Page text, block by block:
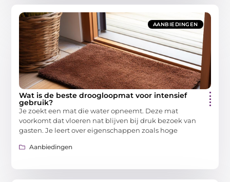
AANBIEDINGEN
Wat is de beste droogloopmat voor intensief
gebruik?
Je zoekt een mat die water opneemt. Deze mat
voorkomt dat vloeren nat blijven bij druk bezoek van
gasten. Je leert over eigenschappen zoals hoge
Aanbiedingen